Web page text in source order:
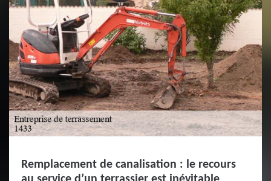
Remplacement de canalisation : le recours